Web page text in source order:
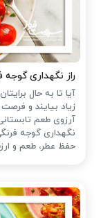
راز نگهداری
آیا تا به حال
زیاد بیایند و
آرزوی طعم
نگهداری گوجه
حفظ عطر، طعم و